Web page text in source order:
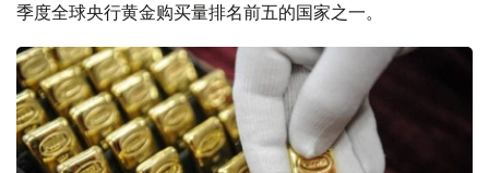
季度全球央行黄金购买量排名前五的国家之一。